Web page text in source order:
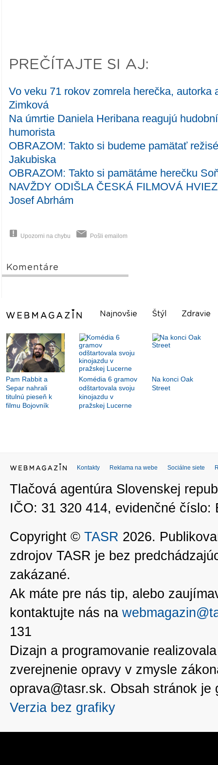
PREČÍTAJTE SI AJ:
Vo veku 71 rokov zomrela herečka, autorka
Zimková
Na úmrtie Daniela Heribana reagujú
humorista
OBRAZOM: Takto si budeme pamätať
Jakubiska
OBRAZOM: Takto si pamätáme herečku
NAVŽDY ODIŠLA ČESKÁ FILMOVÁ
Josef Abrhám
Upozorni na chybu Pošli emailom
Komentáre
Najnovšie Štýl Zdravie
Pam Rabbit a
Separ nahrali
titulnú pieseň k
filmu Bojovník
Komédia 6 gramov
odštartovala svoju
kinojazdu v
pražskej Lucerne
Na konci Oak
Street
Kontakty Reklama na webe Sociálne siete
Tlačová agentúra Slovenskej
IČO: 31 320 414, evidenčné číslo:
Copyright © TASR 2026.
zdrojov TASR je bez
zakázané.
Ak máte pre nás tip, alebo
kontaktujte nás na
131
Dizajn a programovanie
zverejnenie opravy v zmysle
oprava@tasr.sk. Obsah stránok
Verzia bez grafiky